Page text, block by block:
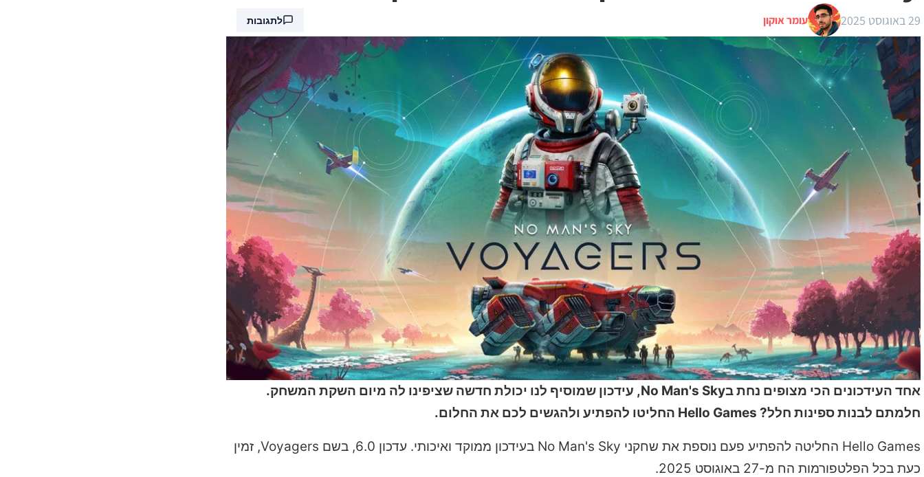
29 באוגוסט 2025 עומר אוקון לתגובות
אחד העידכונים הכי מצופים נחת בNo Man's Sky, עידכון שמוסיף לנו יכולת חדשה שציפינו לה מיום השקת המשחק.
חלמתם לבנות ספינות חלל? Hello Games החליטו להפתיע ולהגשים לכם את החלום.
Hello Games החליטה להפתיע פעם נוספת את שחקני No Man's Sky בעידכון ממוקד ואיכותי. עדכון 6.0, בשם Voyagers, זמין
כעת בכל הפלטפורמות הח מ-27 באוגוסט 2025.